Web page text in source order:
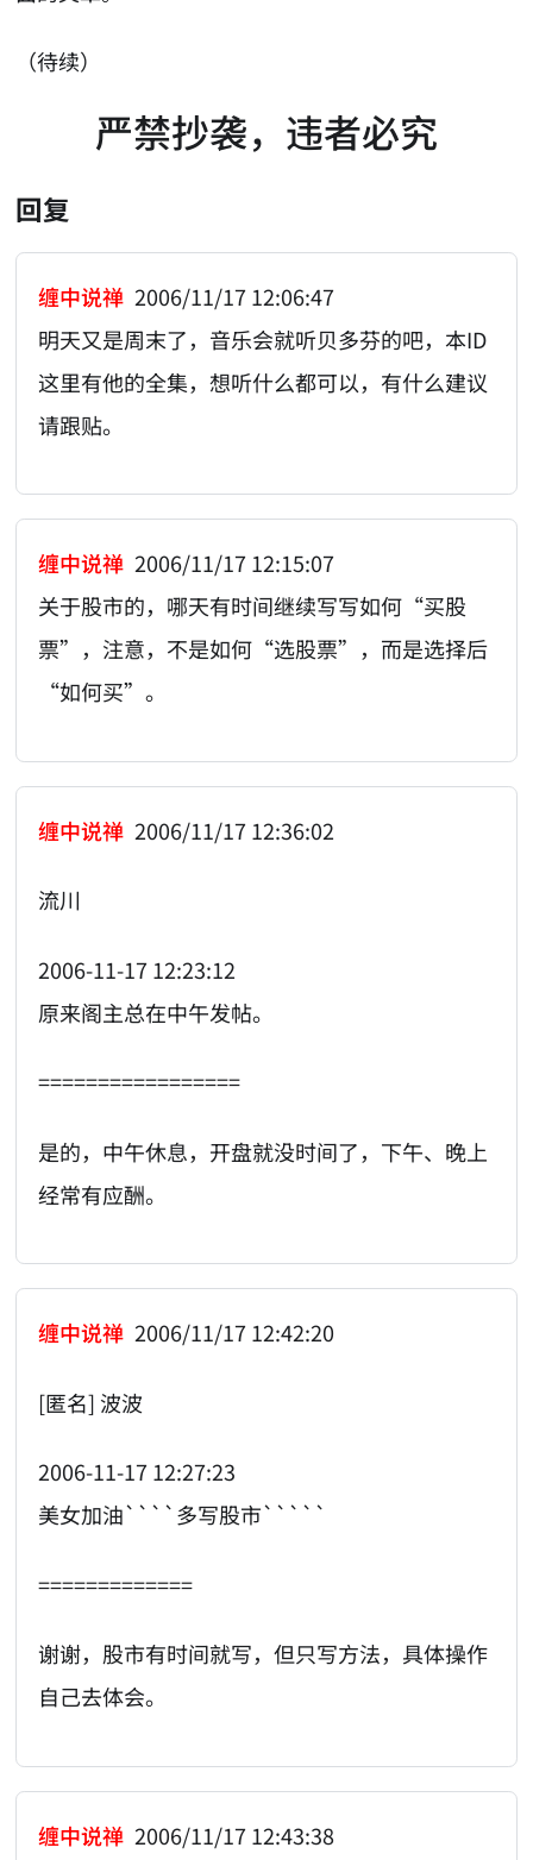
（待续）
严禁抄袭，违者必究
回复
缠中说禅 2006/11/17 12:06:47
明天又是周末了，音乐会就听贝多芬的吧，本ID
这里有他的全集，想听什么都可以，有什么建议
请跟贴。
缠中说禅 2006/11/17 12:15:07
关于股市的，哪天有时间继续写写如何“买股
票”，注意，不是如何“选股票”，而是选择后
“如何买”。
缠中说禅 2006/11/17 12:36:02
流川
2006-11-17 12:23:12
原来阁主总在中午发帖。
=================
是的，中午休息，开盘就没时间了，下午、晚上
经常有应酬。
缠中说禅 2006/11/17 12:42:20
[匿名] 波波
2006-11-17 12:27:23
美女加油````多写股市`````
=============
谢谢，股市有时间就写，但只写方法，具体操作
自己去体会。
缠中说禅 2006/11/17 12:43:38